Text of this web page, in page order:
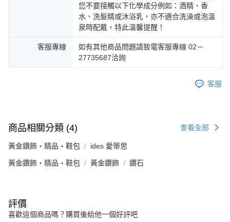
您不要接觸以下化學成分例如：酒精、香
水、洗髮精或沐浴乳，亦不適合洗澡或泡溫
泉時配戴，特此溫馨提醒！
客服專線
如有其他商品問題請致電客服專線 02－
27735687洽詢
客服
商品相關分類 (4) 查看全部
黃金鑽飾・精品・鞋包 ides 愛蒂思
黃金鑽飾・精品・鞋包 黃金鑽飾 鑽石
評價
喜歡這個商品嗎？購買後給他一個好評吧